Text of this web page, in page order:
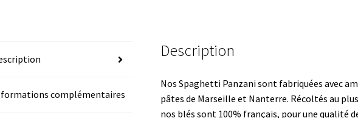
complémentaires
Description
Nos Spaghetti Panzani sont fabriquées avec
pâtes de Marseille et Nanterre. Récoltés au
nos blés sont 100% français, pour une qualité